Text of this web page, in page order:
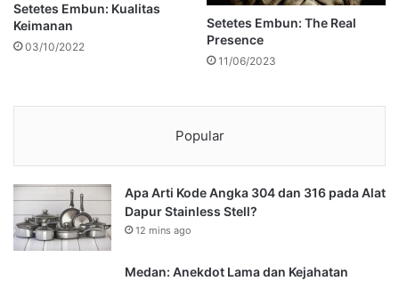
Setetes Embun: Kualitas
Keimanan
03/10/2022
Setetes Embun: The Real
Presence
11/06/2023
Popular
Apa Arti Kode Angka 304 dan 316 pada Alat
Dapur Stainless Stell?
12 mins ago
Medan: Anekdot Lama dan Kejahatan